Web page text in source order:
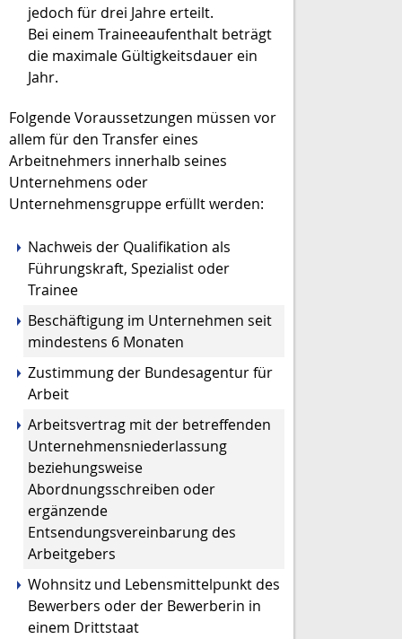
jedoch für drei Jahre erteilt.
Bei einem Traineeaufenthalt beträgt
die maximale Gültigkeitsdauer ein
Jahr.
Folgende Voraussetzungen müssen vor
allem für den Transfer eines
Arbeitnehmers innerhalb seines
Unternehmens oder
Unternehmensgruppe erfüllt werden:
Nachweis der Qualifikation als
Führungskraft, Spezialist oder
Trainee
Beschäftigung im Unternehmen seit
mindestens 6 Monaten
Zustimmung der Bundesagentur für
Arbeit
Arbeitsvertrag mit der betreffenden
Unternehmensniederlassung
beziehungsweise
Abordnungsschreiben oder
ergänzende
Entsendungsvereinbarung des
Arbeitgebers
Wohnsitz und Lebensmittelpunkt des
Bewerbers oder der Bewerberin in
einem Drittstaat